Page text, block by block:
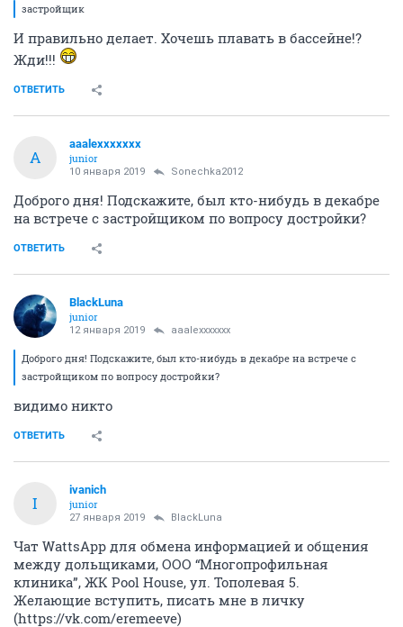
застройщик
И правильно делает. Хочешь плавать в бассейне!?
Жди!!!
ОТВЕТИТЬ
A
aaalexxxxxxx
junior
10 января 2019 Sonechka2012
Доброго дня! Подскажите, был кто-нибудь в декабре
на встрече с застройщиком по вопросу достройки?
ОТВЕТИТЬ
BlackLuna
junior
12 января 2019 aaalexxxxxxx
Доброго дня! Подскажите, был кто-нибудь в декабре на встрече с
застройщиком по вопросу достройки?
видимо никто
ОТВЕТИТЬ
I
ivanich
junior
27 января 2019 BlackLuna
Чат WattsApp для обмена информацией и общения
между дольщиками, ООО “Многопрофильная
клиника”, ЖК Pool House, ул. Тополевая 5.
Желающие вступить, писать мне в личку
(https://vk.com/eremeeve)